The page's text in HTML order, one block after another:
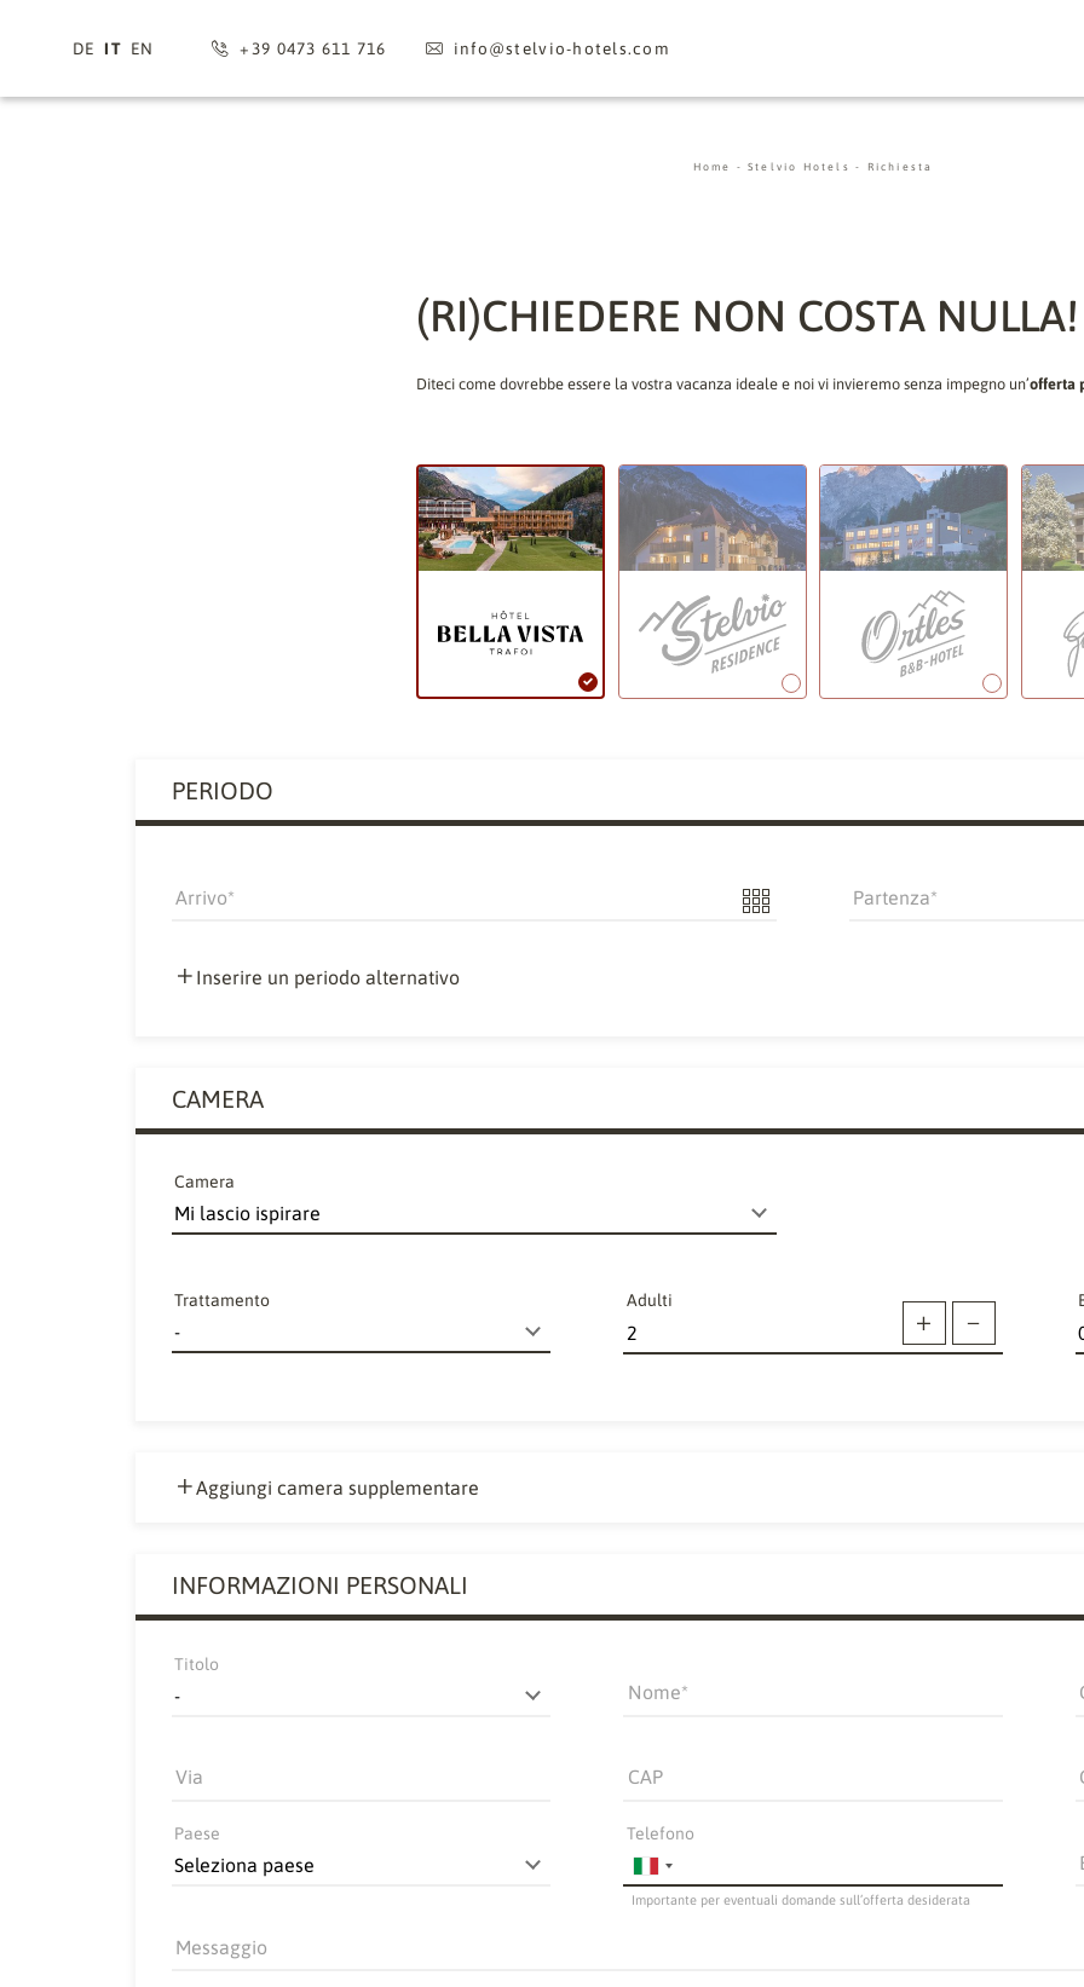
DE IT EN +39 0473 611 716 info@stelvio-hotels.com
Home -Stelvio Hotels- Richiesta
(RI)CHIEDERE NON COSTA NULLA!
Diteci come dovrebbe essere la vostra vacanza ideale e noi vi invieremo senza impegno un’offerta
PERIODO
Arrivo Partenza
Inserire un periodo alternativo
CAMERA
Camera
Trattamento Adulti
Aggiungi camera supplementare
INFORMAZIONI PERSONALI
Titolo
Nome
Via CAP
Paese
Importante per eventuali domande sull’offerta desiderata
Telefono
Messaggio